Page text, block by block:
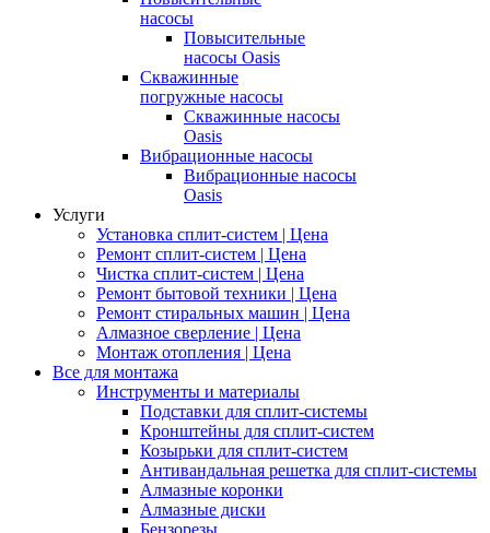
насосы
Повысительные
насосы Oasis
Скважинные
погружные насосы
Скважинные насосы
Oasis
Вибрационные насосы
Вибрационные насосы
Oasis
Услуги
Установка сплит-систем | Цена
Ремонт сплит-систем | Цена
Чистка сплит-систем | Цена
Ремонт бытовой техники | Цена
Ремонт стиральных машин | Цена
Алмазное сверление | Цена
Монтаж отопления | Цена
Все для монтажа
Инструменты и материалы
Подставки для сплит-системы
Кронштейны для сплит-систем
Козырьки для сплит-систем
Антивандальная решетка для сплит-системы
Алмазные коронки
Алмазные диски